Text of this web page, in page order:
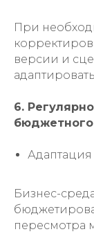
При
версии и
6.
Бизнес-
пересмотра